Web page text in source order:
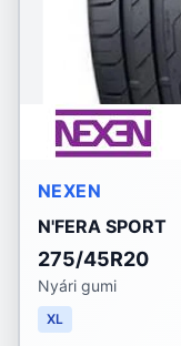
NEXEN
N'FERA SPORT
275/45R20
Nyári gumi
XL